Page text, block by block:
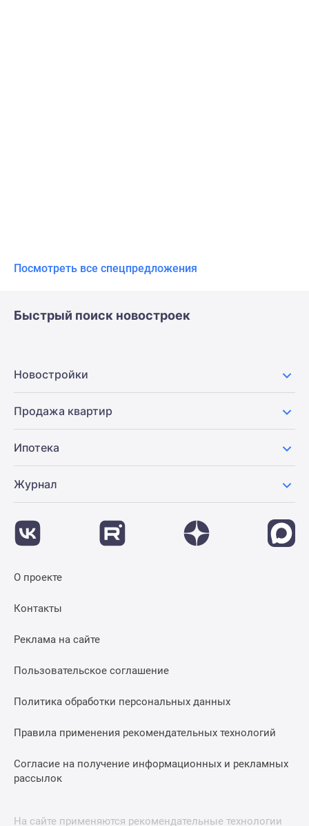
Посмотреть все спецпредложения
Быстрый поиск новостроек
Новостройки
Продажа квартир
Ипотека
Журнал
О проекте
Контакты
Реклама на сайте
Пользовательское соглашение
Политика обработки персональных данных
Правила применения рекомендательных технологий
Согласие на получение информационных и рекламных
рассылок
На сайте применяются рекомендательные технологии